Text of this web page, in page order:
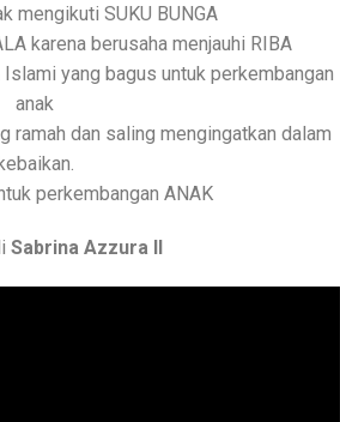
mengikuti SUKU BUNGA
karena berusaha menjauhi RIBA
Islami yang bagus untuk perkembangan
anak
ramah dan saling mengingatkan dalam
perkembangan ANAK
Sabrina Azzura II